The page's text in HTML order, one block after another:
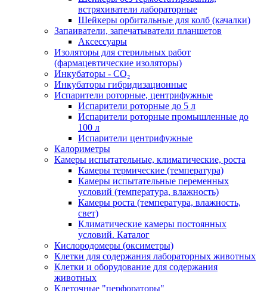
встряхиватели лабораторные
Шейкеры орбитальные для колб (качалки)
Запаиватели, запечатыватели планшетов
Аксессуары
Изоляторы для стерильных работ
(фармацевтические изоляторы)
Инкубаторы - CO₂
Инкубаторы гибридизационные
Испарители роторные, центрифужные
Испарители роторные до 5 л
Испарители роторные промышленные до
100 л
Испарители центрифужные
Калориметры
Камеры испытательные, климатические, роста
Камеры термические (температура)
Камеры испытательные переменных
условий (температура, влажность)
Камеры роста (температура, влажность,
свет)
Климатические камеры постоянных
условий. Каталог
Кислородомеры (оксиметры)
Клетки для содержания лабораторных животных
Клетки и оборудование для содержания
животных
Клеточные "перфораторы"